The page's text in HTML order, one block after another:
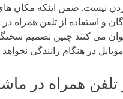
نیست. ضمن اینکه مکان
و استفاده از تلفن همراه
می کنند چنین تصمیم
در هنگام رانندگی
تلفن همراه در